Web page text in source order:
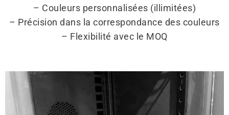
– Couleurs personnalisées (illimitées)
– Précision dans la correspondance des couleurs
– Flexibilité avec le MOQ